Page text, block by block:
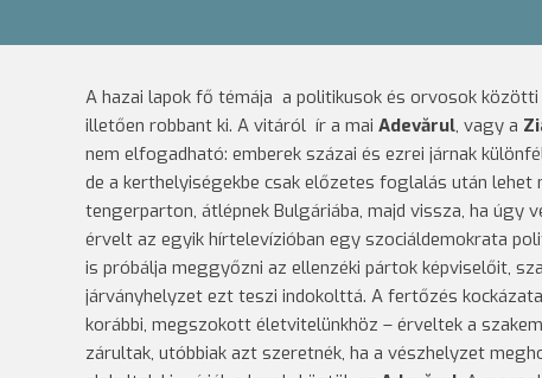
A hazai lapok fő témája a politikusok és orvosok
illetően robbant ki. A vitáról ír a mai Adevărul, vagy a
nem elfogadható: emberek százai és ezrei járnak
de a kerthelyiségekbe csak előzetes foglalás után
tengerparton, átlépnek Bulgáriába, majd vissza, ha
érvelt az egyik hírtelevízióban egy szociáldemokrata
is próbálja meggyőzni az ellenzéki pártok képviselőit,
járványhelyzet ezt teszi indokolttá. A fertőzés
korábbi, megszokott életvitelünkhöz – érveltek a
zárultak, utóbbiak azt szeretnék, ha a vészhelyzet